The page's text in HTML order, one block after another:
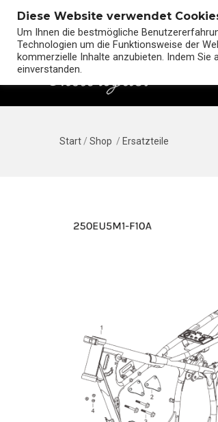
Start / Shop / Ersatzteile
Diese Website verwendet
Um Ihnen die bestmögliche
Technologien um die Funktionsweise der
kommerzielle Inhalte anzubieten. Indem Sie
einverstanden.